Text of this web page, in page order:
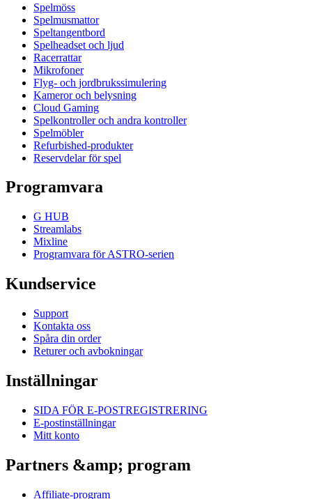
Spelmöss
Spelmusmattor
Speltangentbord
Spelheadset och ljud
Racerrattar
Mikrofoner
Flyg- och jordbrukssimulering
Kameror och belysning
Cloud Gaming
Spelkontroller och andra kontroller
Spelmöbler
Refurbished-produkter
Reservdelar för spel
Programvara
G HUB
Streamlabs
Mixline
Programvara för ASTRO-serien
Kundservice
Support
Kontakta oss
Spåra din order
Returer och avbokningar
Inställningar
SIDA FÖR E-POSTREGISTRERING
E-postinställningar
Mitt konto
Partners &amp; program
Affiliate-program